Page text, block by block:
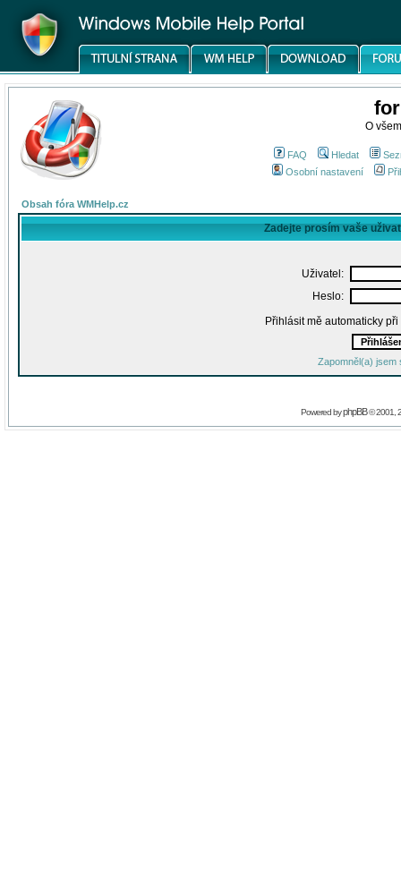
O
FAQ Hledat
Osobní nastavení
Obsah fóra WMHelp.cz
Zadejte prosím vaše
Uživatel:
Heslo:
Přihlásit mě automaticky
Zapomněl(a) jsem
Powered byphpBB© 2001,